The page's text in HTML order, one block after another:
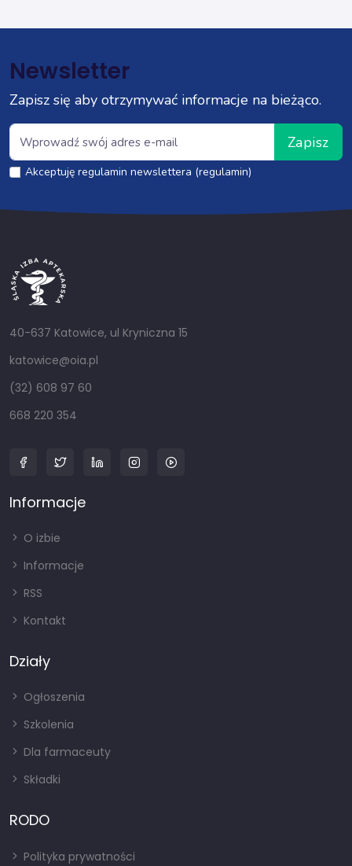
Newsletter
Zapisz się aby otrzymywać informacje na bieżąco.
Zapisz
Akceptuję regulamin newslettera (regulamin)
40-637 Katowice, ul Kryniczna 15
katowice@oia.pl
(32) 608 97 60
668 220 354
Informacje
O izbie
Informacje
RSS
Kontakt
Działy
Ogłoszenia
Szkolenia
Dla farmaceuty
Składki
RODO
Polityka prywatności